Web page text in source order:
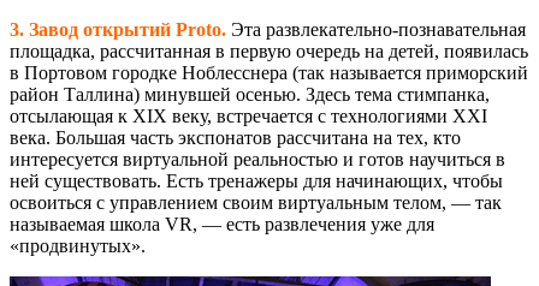
3. Завод открытий Proto. Эта развлекательно-познавательная
площадка, рассчитанная в первую очередь на детей, появилась
в Портовом городке Ноблесснера (так называется приморский
район Таллина) минувшей осенью. Здесь тема стимпанка,
отсылающая к XIX веку, встречается с технологиями XXI
века. Большая часть экспонатов рассчитана на тех, кто
интересуется виртуальной реальностью и готов научиться в
ней существовать. Есть тренажеры для начинающих, чтобы
освоиться с управлением своим виртуальным телом, — так
называемая школа VR, — есть развлечения уже для
«продвинутых».